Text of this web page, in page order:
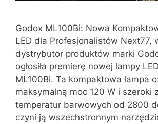
Godox ML100Bi: Nowa
LED dla Profesjonalistów Next77,
dystrybutor produktów marki
ogłosiła premierę nowej lampy
ML100Bi. Ta kompaktowa lampa
maksymalną moc 120 W i szeroki
temperatur barwowych od 2800
czyni ją wszechstronnym